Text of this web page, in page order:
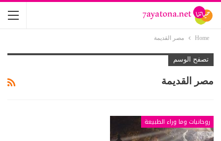
Home مصر القديمة
تصفح الوسم
مصر القديمة
روحانيات وما وراء الطبيعة